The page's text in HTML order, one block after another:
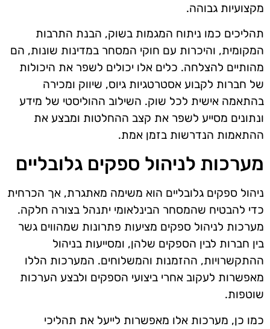
מקצועיות גבוהה.
תהליכים כמו ניתוח המגמות בשוק, הבנת התרבות
המקומית, והיכרות עם חוקי המסחר במדינות שונות, הם
מהותיים להצלחה. כלים אלו יכולים לשפר את היכולות
של חברות לקבוע אסטרטגיות גיוס, שיווק ומכירה
בהתאמה אישית לכל שוק. השילוב ההוליסטי של מידע
ונתונים מסייע לשפר את קצב ההחלטות ומבצע את
ההתאמות הנדרשות בזמן אמת.
מערכות לניהול ספקים גלובליים
ניהול ספקים גלובליים הוא משימה מאתגרת, אך הכרחית
כדי להבטיח שהמסחר הבינלאומי יתנהל בצורה חלקה.
מערכות לניהול ספקים מציעות פתרונות שמהווים גשר
בין חברות לבין הספקים שלהן, ומסייעות בניהול
ההתקשרויות, ההזמנות והמשלוחים. המערכות הללו
מאפשרות לעקוב אחרי ביצועי הספקים ולבצע הערכות
שוטפות.
כמו כן, מערכות אלו מאפשרות לייעל את תהליכי